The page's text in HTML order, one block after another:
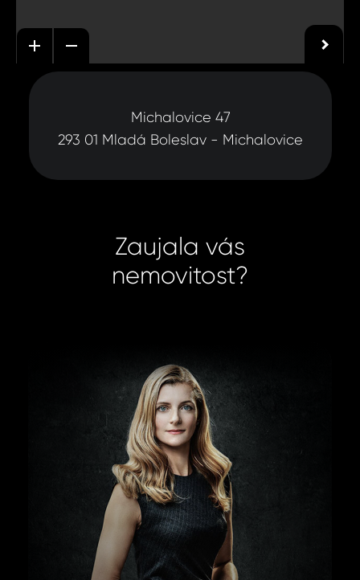
Michalovice 47
293 01 Mladá Boleslav - Michalovice
Zaujala vás
nemovitost?